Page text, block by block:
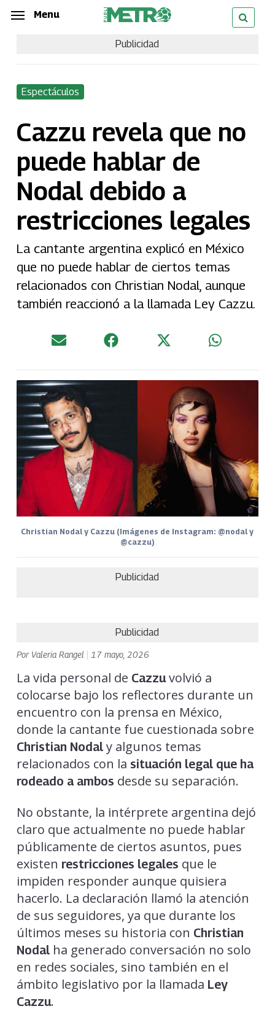
Skip
content
Menu
Publicidad
Espectáculos
Cazzu revela que no
puede hablar de
Nodal debido a
restricciones legales
La cantante argentina explicó en México
que no puede hablar de ciertos temas
relacionados con Christian Nodal, aunque
también reaccionó a la llamada Ley Cazzu.
Christian Nodal y Cazzu (Imágenes de Instagram: @nodal y
@cazzu)
Publicidad
Publicidad
Por Valeria Rangel 17 mayo, 2026
La vida personal de Cazzuvolvió a
colocarse bajo los reflectores durante un
encuentro con la prensa en México,
donde la cantante fue cuestionada sobre
Christian Nodaly algunos temas
relacionados con la situación legal que ha
rodeado a ambos desde su separación.
No obstante, la intérprete argentina dejó
claro que actualmente no puede hablar
públicamente de ciertos asuntos, pues
existen restricciones legales que le
impiden responder aunque quisiera
hacerlo. La declaración llamó la atención
de sus seguidores, ya que durante los
últimos meses su historia con Christian
Nodalha generado conversación no solo
en redes sociales, sino también en el
ámbito legislativo por la llamada Ley
Cazzu.
Menu